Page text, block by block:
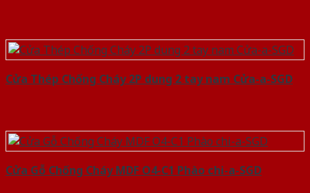
Cửa Thép Chống Cháy 2P dung 2 tay nam Cửa-a-SGD
Cửa Gỗ Chống Cháy MDF O4-C1 Phào chi-a-SGD